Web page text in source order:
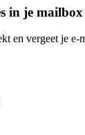
in je mailbox
en vergeet je e-